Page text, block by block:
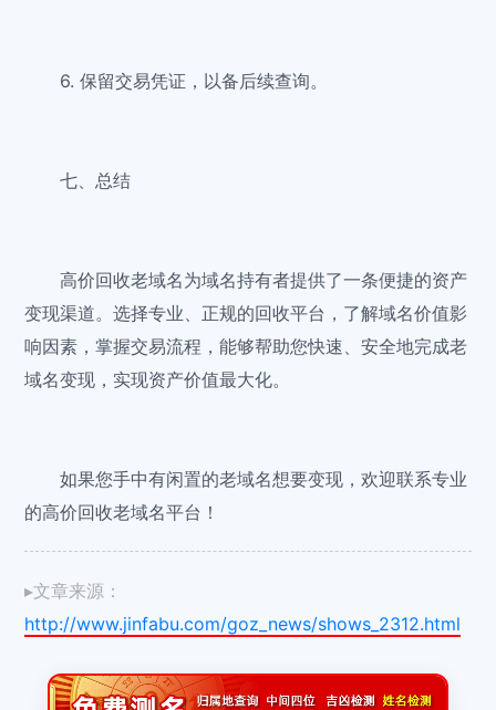
6. 保留交易凭证，以备后续查询。
七、总结
高价回收老域名为域名持有者提供了一条便捷的资产
变现渠道。选择专业、正规的回收平台，了解域名价值影
响因素，掌握交易流程，能够帮助您快速、安全地完成老
域名变现，实现资产价值最大化。
如果您手中有闲置的老域名想要变现，欢迎联系专业
的高价回收老域名平台！
▸文章来源：
http://www.jinfabu.com/goz_news/shows_2312.html